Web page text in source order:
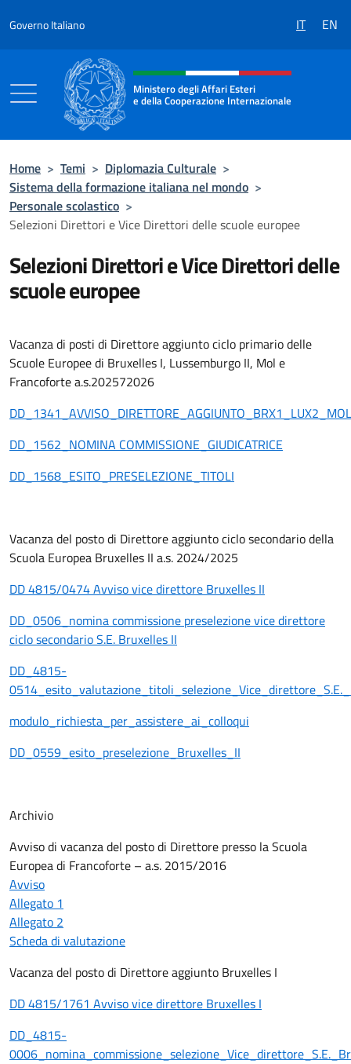
Governo Italiano IT EN
Intestazione sito, social e menù
Ministero degli Affari Esteri
e della Cooperazione Internazionale
Home > Temi > Diplomazia Culturale >
Sistema della formazione italiana nel mondo >
Personale scolastico >
Selezioni Direttori e Vice Direttori delle scuole europee
Selezioni Direttori e Vice Direttori delle
scuole europee
Vacanza di posti di Direttore aggiunto ciclo primario delle
Scuole Europee di Bruxelles I, Lussemburgo II, Mol e
Francoforte a.s.202572026
DD_1562_NOMINA COMMISSIONE_GIUDICATRICE
DD_1568_ESITO_PRESELEZIONE_TITOLI
Vacanza del posto di Direttore aggiunto ciclo secondario della
Scuola Europea Bruxelles II a.s. 2024/2025
DD 4815/0474 Avviso vice direttore Bruxelles II
DD_0506_nomina commissione preselezione vice direttore
ciclo secondario S.E. Bruxelles II
DD_4815-
modulo_richiesta_per_assistere_ai_colloqui
DD_0559_esito_preselezione_Bruxelles_II
Archivio
Avviso di vacanza del posto di Direttore presso la Scuola
Europea di Francoforte – a.s. 2015/2016
Avviso
Allegato 1
Allegato 2
Scheda di valutazione
Vacanza del posto di Direttore aggiunto Bruxelles I
DD 4815/1761 Avviso vice direttore Bruxelles I
DD_4815-